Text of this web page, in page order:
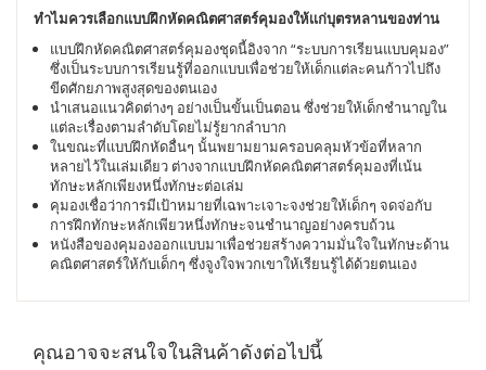
ทำไมควรเลือกแบบฝึกหัดคณิตศาสตร์คุมองให้เเก่บุตรหลานของท่าน
แบบฝึกหัดคณิตศาสตร์คุมองชุดนี้อิงจาก “ระบบการเรียนแบบคุมอง”
ซึ่งเป็นระบบการเรียนรู้ที่ออกแบบเพื่อช่วยให้เด็กเเต่ละคนก้าวไปถึง
ขีดศักยภาพสูงสุดของตนเอง
นำเสนอแนวคิดต่างๆ อย่างเป็นขั้นเป็นตอน ซึ่งช่วยให้เด็กชำนาญใน
แต่ละเรื่องตามลำดับโดยไม่รู้ยากลำบาก
ในขณะที่แบบฝึกหัดอื่นๆ นั้นพยามยามครอบคลุมหัวข้อที่หลาก
หลายไว้ในเล่มเดียว ต่างจากแบบฝึกหัดคณิตศาสตร์คุมองที่เน้น
ทักษะหลักเพียงหนึ่งทักษะต่อเล่ม
คุมองเชื่อว่าการมีเป้าหมายที่เฉพาะเจาะจงช่วยให้เด็กๆ จดจ่อกับ
การฝึกทักษะหลักเพียวหนึ่งทักษะจนชำนาญอย่างครบถ้วน
หนังสือของคุมองออกแบบมาเพื่อช่วยสร้างความมั่นใจในทักษะด้าน
คณิตศาสตร์ให้กับเด็กๆ ซึ่งจูงใจพวกเขาให้เรียนรู้ได้ด้วยตนเอง
คุณอาจจะสนใจในสินค้าดังต่อไปนี้